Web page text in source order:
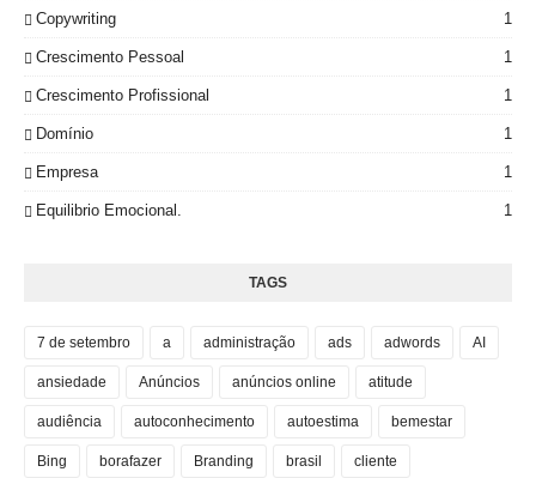
Copywriting 1
Crescimento Pessoal 1
Crescimento Profissional 1
Domínio 1
Empresa 1
Equilibrio Emocional. 1
TAGS
7 de setembro a administração ads adwords AI
ansiedade Anúncios anúncios online atitude
audiência autoconhecimento autoestima bemestar
Bing borafazer Branding brasil cliente